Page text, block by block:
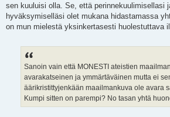
sen kuuluisi olla. Se, että perinnekuulimisellasi
hyväksymiselläsi olet mukana hidastamassa
on mun mielestä yksinkertasesti huolestuttava
Sanoin vain että MONESTI ateistien
avarakatseinen ja ymmärtäväinen mutta ei
äärikristittyjenkään maailmankuva ole avara
Kumpi sitten on parempi? No tasan yhtä